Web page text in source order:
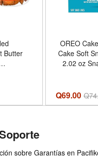
Butter
of 2) -
-
OREO
Cake Soft
2.02 oz
Sabor
Tamaño
Q69.00 Q
sobre Garantías en